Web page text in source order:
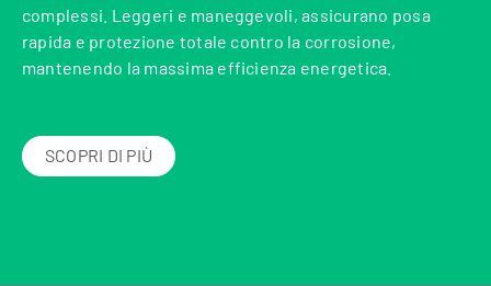
complessi. Leggeri e maneggevoli, assicurano posa
rapida e protezione totale contro la corrosione,
mantenendo la massima efficienza energetica.
SCOPRI DI PIÙ